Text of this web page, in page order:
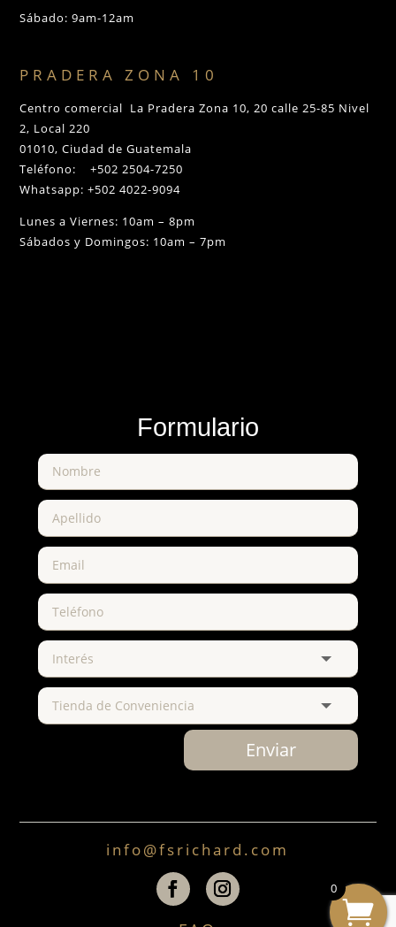
Sábado: 9am-12am
PRADERA ZONA 10
Centro comercial La Pradera Zona 10, 20 calle 25-85 Nivel
2, Local 220
01010, Ciudad de Guatemala
Teléfono: +502 2504-7250
Whatsapp: +502 4022-9094
Lunes a Viernes: 10am – 8pm
Sábados y Domingos: 10am – 7pm
Formulario
Enviar
info@fsrichard.com
0